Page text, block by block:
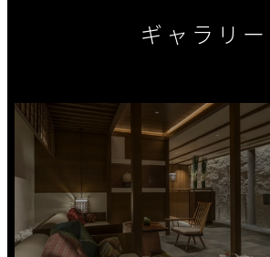
ギャラリー